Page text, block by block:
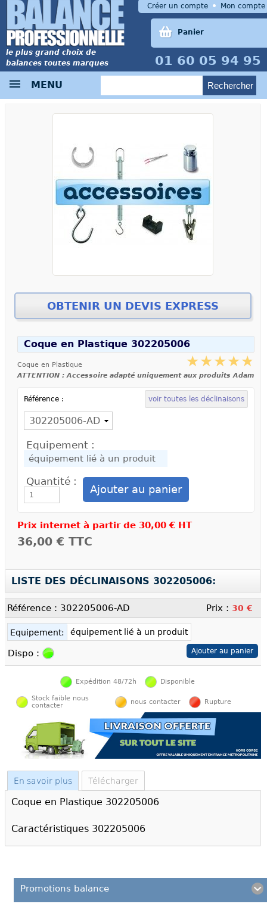
le plus grand choix de
balances toutes marques
01 60 05 94 95
Panier
Créer un compte Mon compte
MENU
Coque en Plastique 302205006
Coque en Plastique
ATTENTION : Accessoire adapté uniquement aux produits Adam
Référence : voir toutes les déclinaisons
Equipement :
Quantité :
Prix internet à partir de 30,00 € HT
36,00 € TTC
LISTE DES DÉCLINAISONS 302205006:
Référence : 302205006-AD Prix : 30 €
Equipement: équipement lié à un produit
Dispo :
Expédition 48/72h Disponible
Stock faible nous
contacter
nous contacter Rupture
En savoir plus Télécharger
Coque en Plastique 302205006
Caractéristiques 302205006
Promotions balance